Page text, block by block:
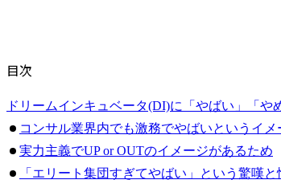
目次
ドリームインキュベータ(DI)に「やばい」「や
コンサル業界内でも激務でやばいというイメ
実力主義でUP or OUTのイメージがあるため
「エリート集団すぎてやばい」という驚嘆と